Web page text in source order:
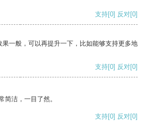
支持[0] 反对[0]
一般，可以再提升一下，比如能够支持更多地
支持[0] 反对[0]
简洁，一目了然。
支持[0] 反对[0]